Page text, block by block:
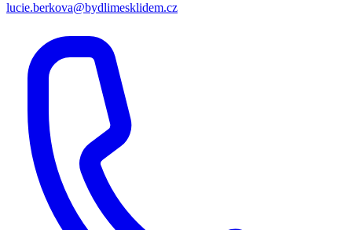
lucie.berkova@bydlimesklidem.cz